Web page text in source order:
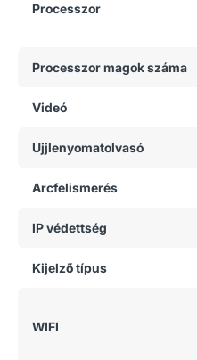
Processzor
Processzor magok száma
Videó
Ujjlenyomatolvasó
Arcfelismerés
IP védettség
Kijelző típus
WIFI